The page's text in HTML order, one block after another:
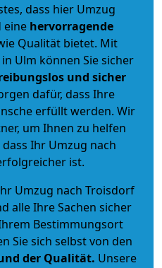
dass hier Umzug
eine hervorragende
Qualität bietet. Mit
Ulm können Sie sicher
und sicher
dafür, dass Ihre
erfüllt werden. Wir
um Ihnen zu helfen
Ihr Umzug nach
ist.
Umzug nach Troisdorf
alle Ihre Sachen sicher
Bestimmungsort
Sie sich selbst von den
der Qualität. Unsere